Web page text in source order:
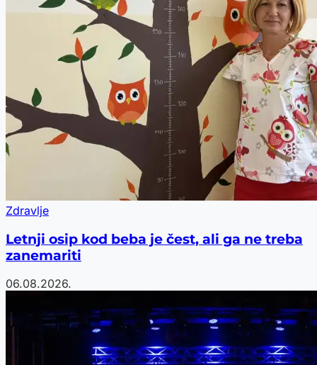
Zdravlje
Letnji osip kod beba je čest, ali ga ne treba
zanemariti
06.08.2026.